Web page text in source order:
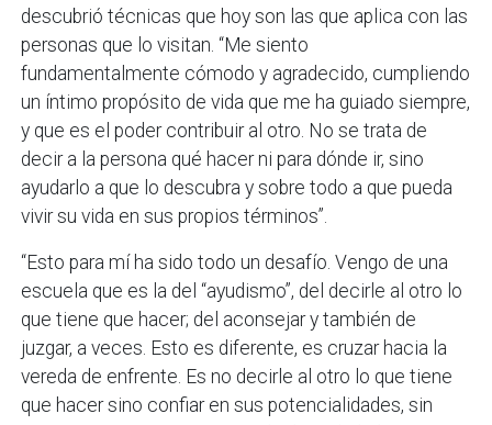
descubrió técnicas que hoy son las que aplica con las
personas que lo visitan. “Me siento
fundamentalmente cómodo y agradecido, cumpliendo
un íntimo propósito de vida que me ha guiado siempre,
y que es el poder contribuir al otro. No se trata de
decir a la persona qué hacer ni para dónde ir, sino
ayudarlo a que lo descubra y sobre todo a que pueda
vivir su vida en sus propios términos”.
“Esto para mí ha sido todo un desafío. Vengo de una
escuela que es la del “ayudismo”, del decirle al otro lo
que tiene que hacer; del aconsejar y también de
juzgar, a veces. Esto es diferente, es cruzar hacia la
vereda de enfrente. Es no decirle al otro lo que tiene
que hacer sino confiar en sus potencialidades, sin